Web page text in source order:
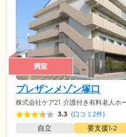
満室
プレザンメゾン塚口
株式会社ケア21 介護付き有料老人ホ
3.3 (口コミ2件)
自立 要支援1•2